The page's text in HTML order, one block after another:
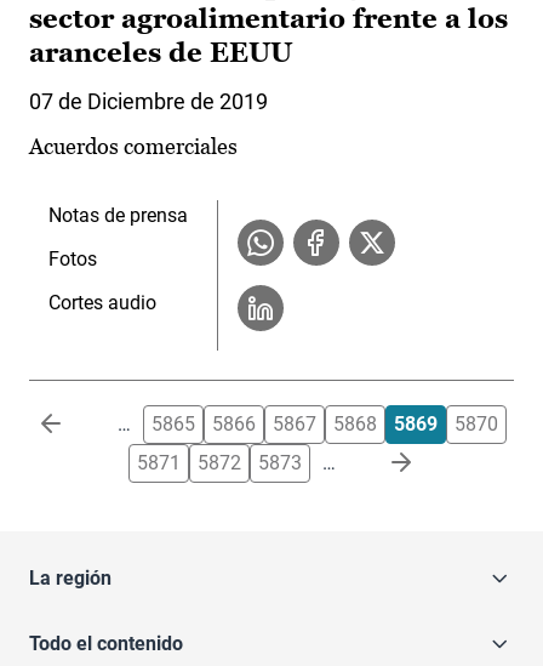
sector agroalimentario frente a los
aranceles de EEUU
07 de Diciembre de 2019
Acuerdos comerciales
Notas de prensa
Fotos
Cortes audio
Paginación … 5865 5866 5867 5868 5869
5870
5871
5872 5873 …
La región
Todo el contenido